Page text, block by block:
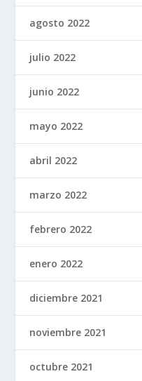
agosto 2022
julio 2022
junio 2022
mayo 2022
abril 2022
marzo 2022
febrero 2022
enero 2022
diciembre 2021
noviembre 2021
octubre 2021